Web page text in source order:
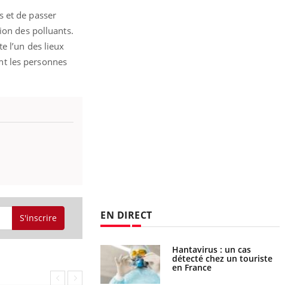
et de passer
des polluants.
l’un des lieux
les personnes
S'inscrire EN DIRECT
Hantavirus : un cas
détecté chez un touriste
en France